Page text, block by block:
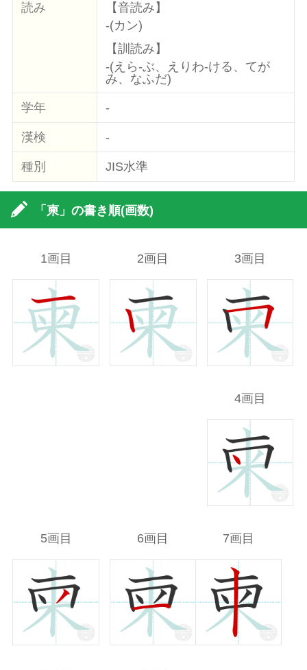
読み
【音読み】
-(カン)
【訓読み】
-(えら-ぶ、えりわ-ける、てが
み、なふだ)
学年 -
漢検 -
種別 JIS水準
「柬」の書き順(画数)
1画目 2画目 3画目
4画目
5画目 6画目 7画目